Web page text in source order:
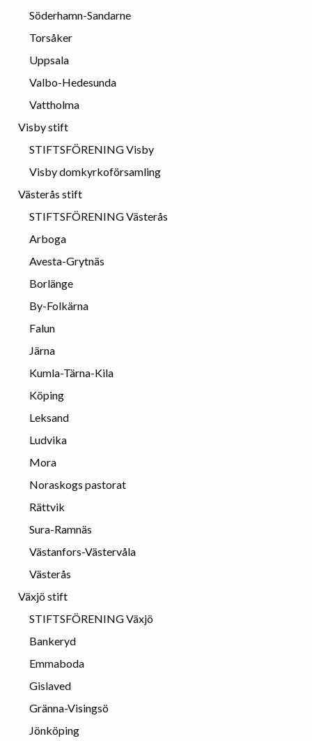
Söderhamn-Sandarne
Torsåker
Uppsala
Valbo-Hedesunda
Vattholma
Visby stift
STIFTSFÖRENING Visby
Visby domkyrkoförsamling
Västerås stift
STIFTSFÖRENING Västerås
Arboga
Avesta-Grytnäs
Borlänge
By-Folkärna
Falun
Järna
Kumla-Tärna-Kila
Köping
Leksand
Ludvika
Mora
Noraskogs pastorat
Rättvik
Sura-Ramnäs
Västanfors-Västervåla
Västerås
Växjö stift
STIFTSFÖRENING Växjö
Bankeryd
Emmaboda
Gislaved
Gränna-Visingsö
Jönköping